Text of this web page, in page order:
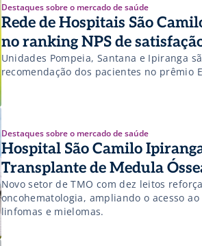
Destaques sobre o mercado de saúde
Rede de Hospitais São
no ranking NPS de
Unidades Pompeia, Santana e Ipiranga
recomendação dos pacientes no prêmio
Destaques sobre o mercado de saúde
Hospital São Camilo
Transplante de Medula
Novo setor de TMO com dez leitos
oncohematologia, ampliando o acesso
linfomas e mielomas.